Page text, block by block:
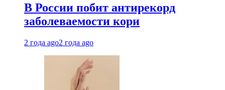
В России побит антирекорд
заболеваемости кори
2 года ago2 года ago